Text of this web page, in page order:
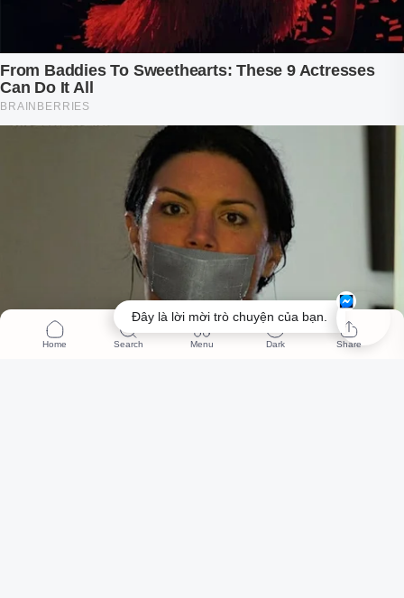
Đây là lời mời trò chuyện của bạn.